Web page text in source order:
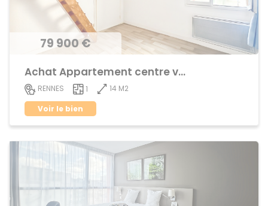
79 900 €
Achat Appartement centre ville
RENNES 1
14 M2
Voir le bien